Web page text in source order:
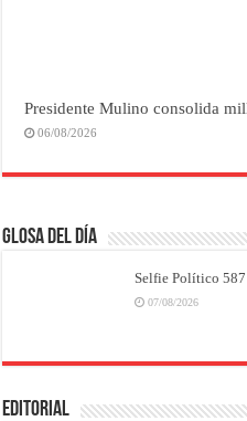
Presidente Mulino consolida
06/08/2026
Glosa del Día
Selfie Político 587
07/08/2026
EDITORIAL